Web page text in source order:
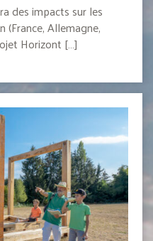
des impacts sur les
(France, Allemagne,
Horizont […]